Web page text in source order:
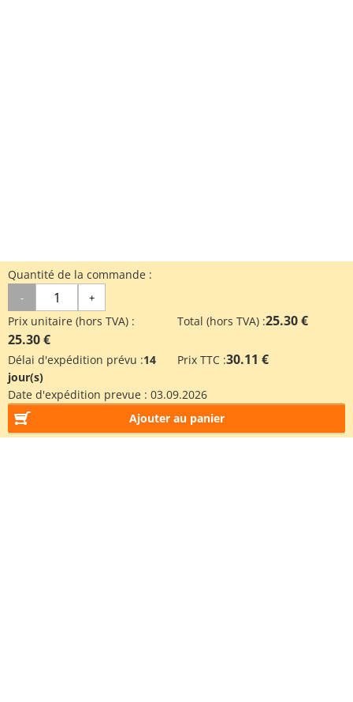
Quantité de la commande :
- +
Prix unitaire (hors TVA) :
25.30 €
Total (hors TVA) :25.30 €
Délai d'expédition prévu :14
jour(s)
Prix TTC :30.11 €
Date d'expédition prevue : 03.09.2026
Ajouter au panier